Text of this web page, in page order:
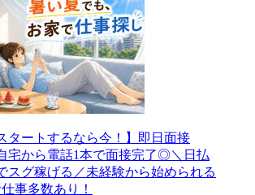
タートするなら今！】即日面接
宅から電話1本で面接完了◎＼日払
スグ稼げる／未経験から始められる
事多数あり！